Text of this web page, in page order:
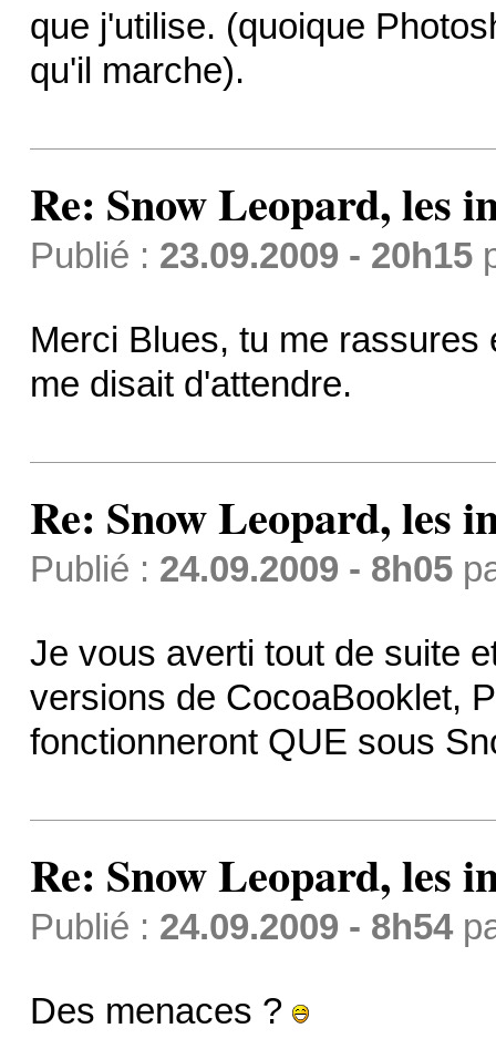
que j'utilise. (quoique
qu'il marche).
Re: Snow Leopard, les
Publié : 23.09.2009 - 20h15
Merci Blues, tu me
me disait d'attendre.
Re: Snow Leopard, les
Publié : 24.09.2009 - 8h05
Je vous averti tout de suite
versions de CocoaBooklet,
fonctionneront QUE sous
Re: Snow Leopard, les
Publié : 24.09.2009 - 8h54
Des menaces ?